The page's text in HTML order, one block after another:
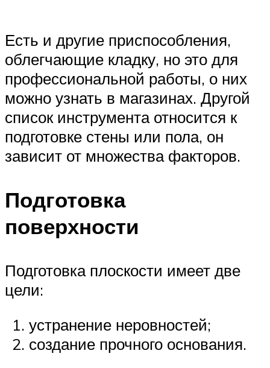
Есть и другие приспособления,
облегчающие кладку, но это для
профессиональной работы, о них
можно узнать в магазинах. Другой
список инструмента относится к
подготовке стены или пола, он
зависит от множества факторов.
Подготовка
поверхности
Подготовка плоскости имеет две
цели:
устранение неровностей;
создание прочного основания.